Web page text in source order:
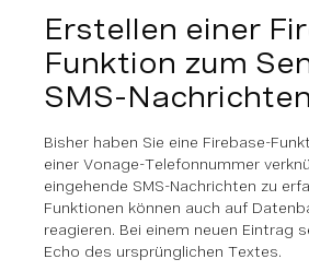
Erstellen einer
Funktion zum
SMS-Nachrichten
Bisher haben Sie eine Firebase-
einer Vonage-Telefonnummer
eingehende SMS-Nachrichten zu
Funktionen können auch auf
reagieren. Bei einem neuen Eintrag
Echo des ursprünglichen Textes.